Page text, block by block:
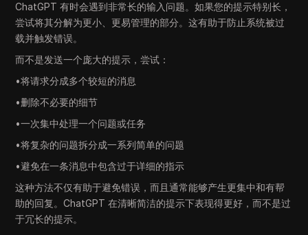
ChatGPT 有时会遇到非常长的输入问题。如果您的提示特别长，
尝试将其分解为更小、更易管理的部分。这有助于防止系统被过
载并触发错误。
而不是发送一个庞大的提示，尝试：
•将请求分成多个较短的消息
•删除不必要的细节
•一次集中处理一个问题或任务
•将复杂的问题拆分成一系列简单的问题
•避免在一条消息中包含过于详细的指示
这种方法不仅有助于避免错误，而且通常能够产生更集中和有帮
助的回复。ChatGPT 在清晰简洁的提示下表现得更好，而不是过
于冗长的提示。